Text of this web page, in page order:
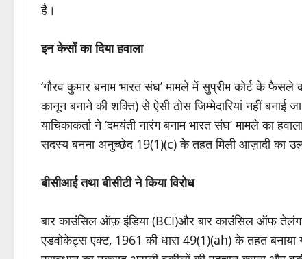
है।
इन केसों का दिया हवाला
‘गौरव कुमार बनाम भारत संघ’ मामले में सुप्रीम कोर्ट के
कानून बनाने की शक्ति) से ऐसी ठोस जिम्मेदारियां नहीं
याचिकाकर्ता ने ‘दमयंती नारंग बनाम भारत संघ’ मामले का
सदस्य बनना अनुच्छेद 19(1)(c) के तहत मिली आज़ादी का
बीसीआई तथा बीसीटी ने किया विरोध
बार काउंसिल ऑफ़ इंडिया (BCI)और बार काउंसिल ऑफ
एडवोकेट्स एक्ट, 1961 की धारा 49(1)(ah) के तहत बनाया